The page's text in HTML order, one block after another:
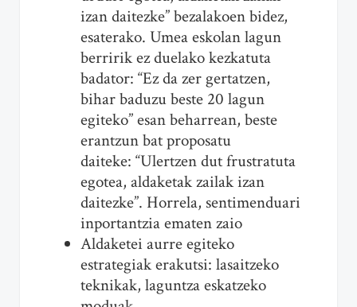
izan daitezke” bezalakoen bidez,
esaterako. Umea eskolan lagun
berririk ez duelako kezkatuta
badator: “Ez da zer gertatzen,
bihar baduzu beste 20 lagun
egiteko” esan beharrean, beste
erantzun bat proposatu
daiteke: “Ulertzen dut frustratuta
egotea, aldaketak zailak izan
daitezke”. Horrela, sentimenduari
inportantzia ematen zaio
Aldaketei aurre egiteko
estrategiak erakutsi: lasaitzeko
teknikak, laguntza eskatzeko